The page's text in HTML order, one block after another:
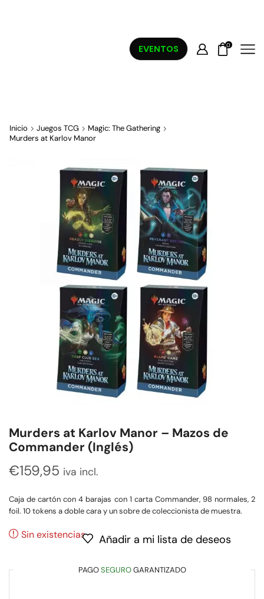
EVENTOS 0
Inicio Juegos TCG
Magic: The Gathering
Murders at Karlov Manor
Murders at Karlov Manor – Mazos de
Commander (Inglés)
€159,95 iva incl.
Caja de cartón con 4 barajas con 1 carta Commander, 98 normales, 2
foil. 10 tokens a doble cara y un sobre de coleccionista de muestra.
Sin existencias Añadir a mi lista de deseos
PAGOSEGUROGARANTIZADO